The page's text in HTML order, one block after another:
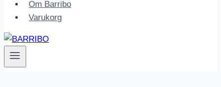
Om Barribo
Varukorg